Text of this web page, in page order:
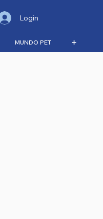
Login
MUNDO PET ➕